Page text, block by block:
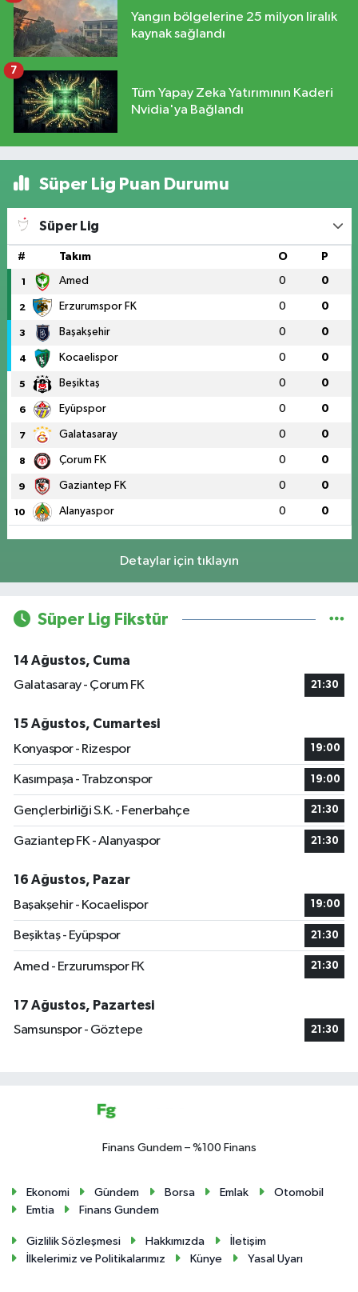
Yangın bölgelerine 25 milyon liralık
kaynak sağlandı
Tüm Yapay Zeka Yatırımının Kaderi
Nvidia'ya Bağlandı
7
Süper Lig Puan Durumu
Süper Lig
# Takım O P
1 Amed 0 0
2 Erzurumspor FK 0 0
3 Başakşehir 0 0
4 Kocaelispor 0 0
5 Beşiktaş 0 0
6 Eyüpspor 0 0
7 Galatasaray 0 0
8 Çorum FK 0 0
9 Gaziantep FK 0 0
10 Alanyaspor 0 0
Detaylar için tıklayın
Süper Lig Fikstür
14 Ağustos, Cuma
Galatasaray - Çorum FK
21:30
15 Ağustos, Cumartesi
Konyaspor - Rizespor
19:00
Kasımpaşa - Trabzonspor 19:00
Gençlerbirliği S.K. - Fenerbahçe 21:30
Gaziantep FK - Alanyaspor 21:30
16 Ağustos, Pazar
Başakşehir - Kocaelispor
19:00
Beşiktaş - Eyüpspor 21:30
Amed - Erzurumspor FK 21:30
17 Ağustos, Pazartesi
Samsunspor - Göztepe
21:30
Finans Gundem – %100 Finans
Ekonomi Gündem Borsa Emlak
Otomobil
Emtia
Finans Gundem
Gizlilik Sözleşmesi Hakkımızda
İletişim
İlkelerimiz ve Politikalarımız
Künye Yasal Uyarı